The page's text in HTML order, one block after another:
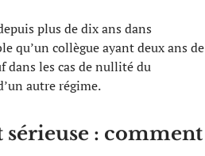
plus de dix ans dans
qu’un collègue ayant deux ans de
dans les cas de nullité du
autre régime.
sérieuse : comment